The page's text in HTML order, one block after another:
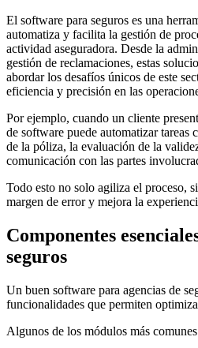
El software para seguros es una
automatiza y facilita la gestión de
actividad aseguradora. Desde la
gestión de reclamaciones, estas
abordar los desafíos únicos de este
eficiencia y precisión en las
Por ejemplo, cuando un cliente
de software puede automatizar tareas
de la póliza, la evaluación de la
comunicación con las partes
Todo esto no solo agiliza el proceso,
margen de error y mejora la
Componentes
seguros
Un buen software para agencias de
funcionalidades que permiten
Algunos de los módulos más